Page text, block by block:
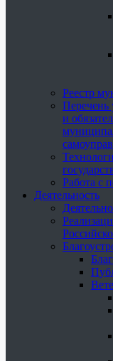
Реестр
Перечень
и
Работа с
Деятельность